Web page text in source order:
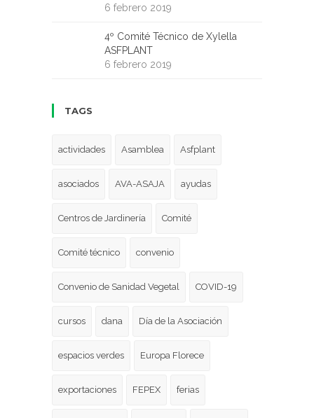
6 febrero 2019
4º Comité Técnico de Xylella
ASFPLANT
6 febrero 2019
TAGS
actividades Asamblea Asfplant
asociados AVA-ASAJA ayudas
Centros de Jardinería Comité
Comité técnico convenio
Convenio de Sanidad Vegetal COVID-19
cursos dana Día de la Asociación
espacios verdes Europa Florece
exportaciones FEPEX ferias